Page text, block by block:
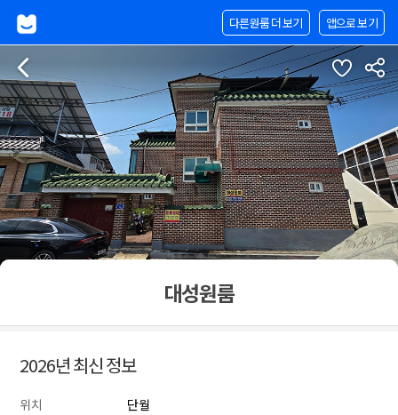
앱으로 보기
다른원룸 더 보기
대성원룸
2026년 최신 정보
위치
단월